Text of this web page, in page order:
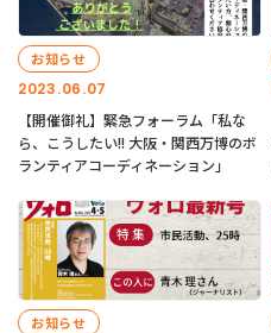
2023.06.07
お知らせ
【開催御礼】緊急フォーラム「私な
ら、こうしたい!! 大阪・関西万博のボ
ランティアコーディネーション」
お知らせ